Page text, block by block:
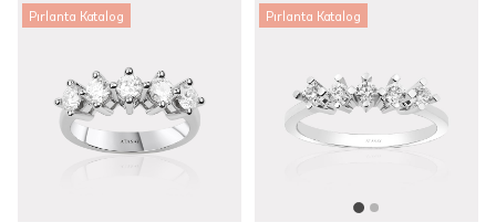
Pırlanta Katalog Pırlanta Katalog